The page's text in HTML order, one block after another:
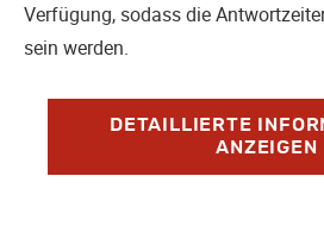
Verfügung, sodass die
sein werden.
DETAILLIERTE
ANZEIGEN